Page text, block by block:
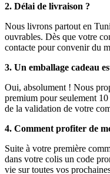
2. Délai de livraison ?
Nous livrons partout en
ouvrables. Dès que votre
contacte pour convenir du
3. Un emballage cadeau
Oui, absolument ! Nous
premium pour seulement
de la validation de votre
4. Comment profiter de
Suite à votre première
dans votre colis un code
vie sur toutes vos